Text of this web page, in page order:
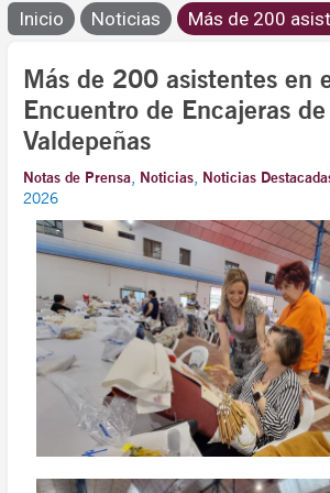
Inicio Noticias Más de 200
Más de 200 asistentes en
Encuentro de Encajeras
Valdepeñas
Notas de Prensa, Noticias, Noticias
2026